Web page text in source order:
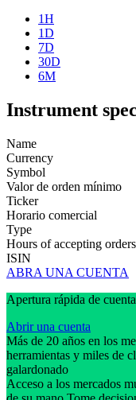
1H
1D
7D
30D
6M
Instrument
Name
Currency
Symbol
Valor de orden mínimo
Ticker
Horario comercial
Type
Hours of accepting orders
ISIN
ABRA UNA CUENTA
Apertura rápida de
Abrir una cuenta
Más de 20 años en los
herramientas y miles de
galardonado
Acceso a los mercados